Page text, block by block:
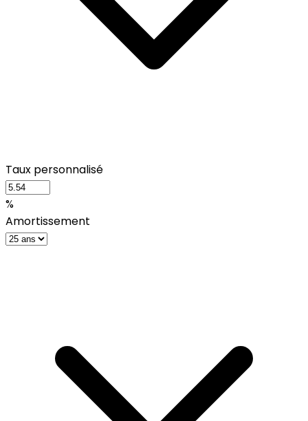
Taux personnalisé
%
Amortissement